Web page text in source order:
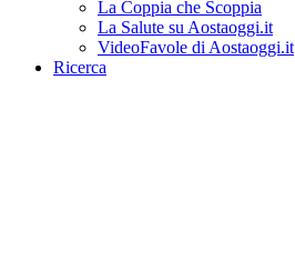
La Coppia che Scoppia
La Salute su Aostaoggi.it
VideoFavole di Aostaoggi.it
Ricerca